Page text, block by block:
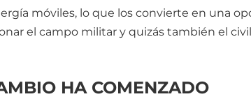
móviles, lo que los convierte en una
el campo militar y quizás también el
HA COMENZADO